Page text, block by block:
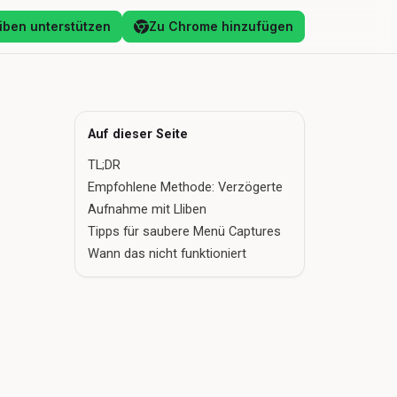
unterstützen Zu Chrome hinzufügen
Auf dieser Seite
TL;DR
Empfohlene Methode: Verzögerte
Aufnahme mit Lliben
Tipps für saubere Menü Captures
Wann das nicht funktioniert